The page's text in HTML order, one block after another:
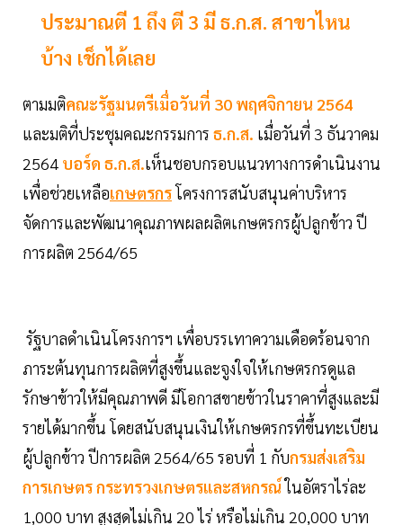
ประมาณตี 1 ถึง ตี 3 มี ธ.ก.ส. สาขาไหน
บ้าง เช็กได้เลย
ตามมติคณะรัฐมนตรีเมื่อวันที่ 30 พฤศจิกายน 2564
และมติที่ประชุมคณะกรรมการ ธ.ก.ส. เมื่อวันที่ 3 ธันวาคม
2564 บอร์ด ธ.ก.ส.เห็นชอบกรอบแนวทางการดำเนินงาน
เพื่อช่วยเหลือเกษตรกรโครงการสนับสนุนค่าบริหาร
จัดการและพัฒนาคุณภาพผลผลิตเกษตรกรผู้ปลูกข้าว ปี
การผลิต 2564/65
รัฐบาลดำเนินโครงการฯ เพื่อบรรเทาความเดือดร้อนจาก
ภาระต้นทุนการผลิตที่สูงขึ้นและจูงใจให้เกษตรกรดูแล
รักษาข้าวให้มีคุณภาพดี มีโอกาสขายข้าวในราคาที่สูงและมี
รายได้มากขึ้น โดยสนับสนุนเงินให้เกษตรกรที่ขึ้นทะเบียน
ผู้ปลูกข้าว ปีการผลิต 2564/65 รอบที่ 1 กับกรมส่งเสริม
การเกษตรกระทรวงเกษตรและสหกรณ์ในอัตราไร่ละ
1,000 บาท สูงสุดไม่เกิน 20 ไร่ หรือไม่เกิน 20,000 บาท